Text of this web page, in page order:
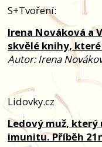
S+Tvoření:
Irena Nováková a
skvělé knihy,
Autor: Irena
Lidovky.cz
Ledový muž,
imunitu. Příběh